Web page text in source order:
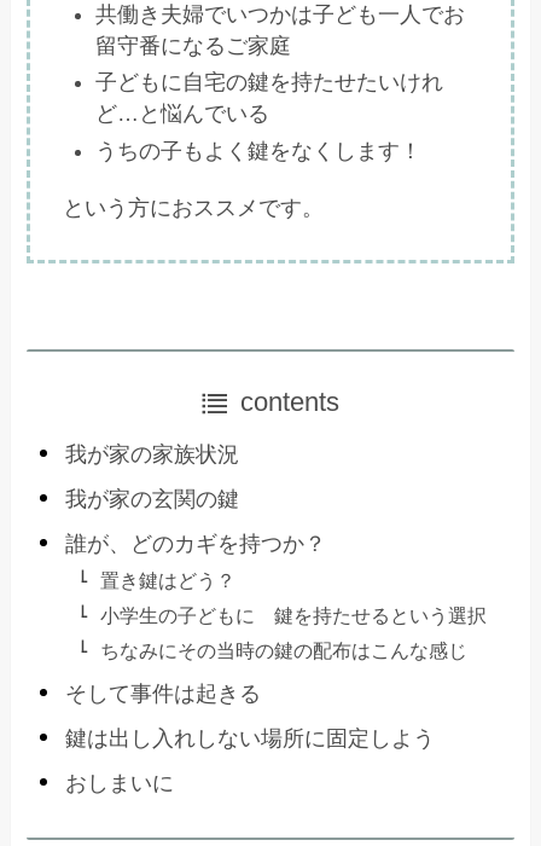
共働き夫婦でいつかは子ども一人でお
留守番になるご家庭
子どもに自宅の鍵を持たせたいけれ
ど…と悩んでいる
うちの子もよく鍵をなくします！
という方におススメです。
contents
我が家の家族状況
我が家の玄関の鍵
誰が、どのカギを持つか？
置き鍵はどう？
小学生の子どもに 鍵を持たせるという選択
ちなみにその当時の鍵の配布はこんな感じ
そして事件は起きる
鍵は出し入れしない場所に固定しよう
おしまいに